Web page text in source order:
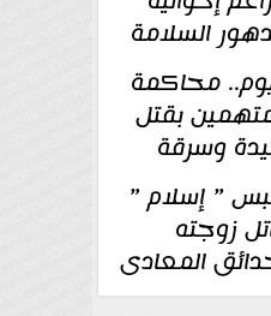
السلامة
لأحد
محاكمة
بقتل
وسرقة
في بولاق
” إسلام ”
زوجته
المعادى
١٥ يوم أخرى